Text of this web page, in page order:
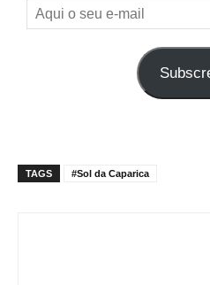
Aqui
o
TAGS #Sol da Caparica